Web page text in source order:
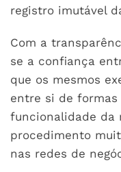
registro imutável
Com a
se a confiança
que os mesmos
entre si de
funcionalidade da
procedimento
nas redes de